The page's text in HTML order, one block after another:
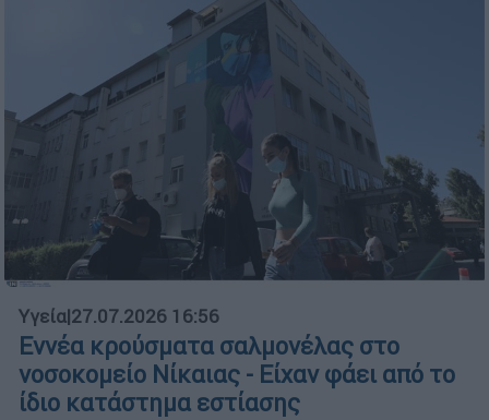
Υγεία|27.07.2026 16:56
Εννέα κρούσματα σαλμονέλας στο
νοσοκομείο Νίκαιας - Είχαν φάει από το
ίδιο κατάστημα εστίασης